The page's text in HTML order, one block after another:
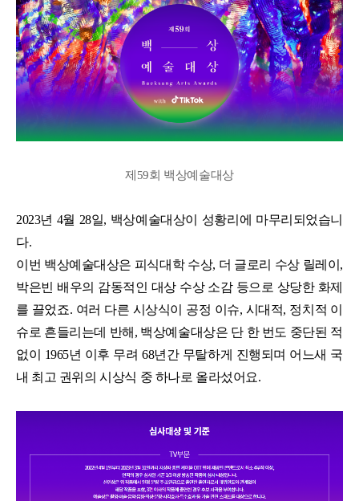
제59회 백상예술대상
2023년 4월 28일, 백상예술대상이 성황리에 마무리되었습니
다.
이번 백상예술대상은 피식대학 수상, 더 글로리 수상 릴레이,
박은빈 배우의 감동적인 대상 수상 소감 등으로 상당한 화제
를 끌었죠. 여러 다른 시상식이 공정 이슈, 시대적, 정치적 이
슈로 흔들리는데 반해, 백상예술대상은 단 한 번도 중단된 적
없이 1965년 이후 무려 68년간 무탈하게 진행되며 어느새 국
내 최고 권위의 시상식 중 하나로 올라섰어요.